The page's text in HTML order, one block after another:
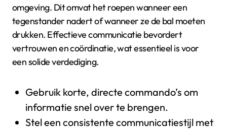
omgeving. Dit omvat het roepen wanneer een
tegenstander nadert of wanneer ze de bal moeten
drukken. Effectieve communicatie bevordert
vertrouwen en coördinatie, wat essentieel is voor
een solide verdediging.
Gebruik korte, directe commando’s om
informatie snel over te brengen.
Stel een consistente communicatiestijl met